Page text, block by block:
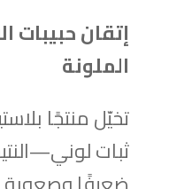
إتقان حبيبات
الملونة
تخيّل منتجًا
ثبات